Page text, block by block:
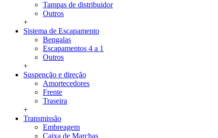
Tampas de distribuidor
Outros
+
Sistema de Escapamento
Bengalas
Escapamentos 4 a 1
Outros
+
Suspenção e direção
Amortecedores
Frente
Traseira
+
Transmissão
Embreagem
Caixa de Marchas